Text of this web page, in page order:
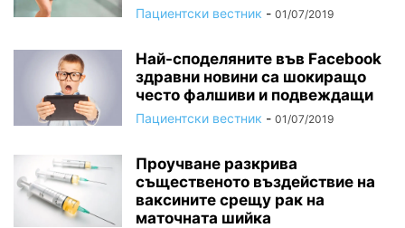
Пациентски вестник - 01/07/2019
Най-споделяните във Facebook
здравни новини са шокиращо
често фалшиви и подвеждащи
Пациентски вестник - 01/07/2019
Проучване разкрива
същественото въздействие на
ваксините срещу рак на
маточната шийка